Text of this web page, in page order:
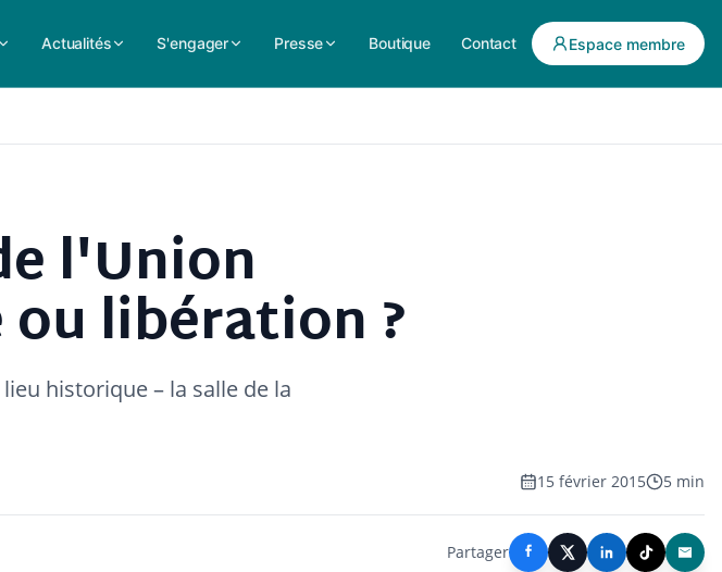
Actualités S'engager Presse Boutique Contact Espace membre
l'Union
libération ?
historique – la salle de la
15 février 2015 5 min
Partager